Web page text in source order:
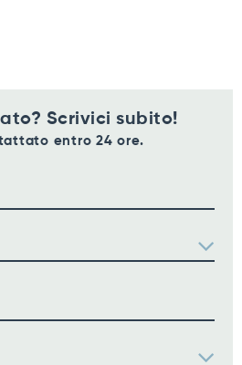
Scrivici subito!
entro 24 ore.